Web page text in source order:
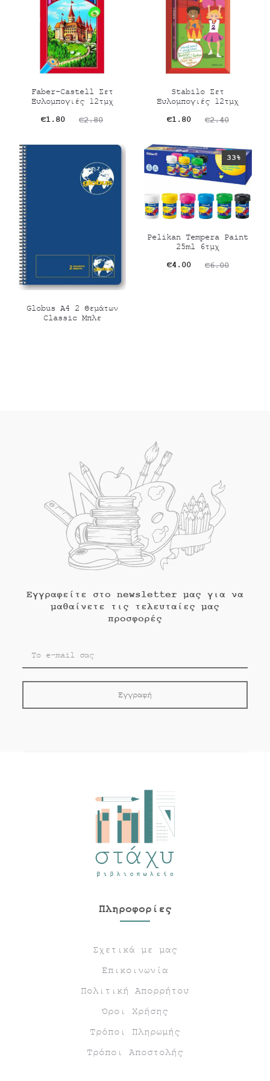
Faber-Castell Σετ
Ξυλομπογιές 12τμχ
€2.80
Original
€1.80
Η
τιμή
είναι:
€1.80.
Stabilo Σετ
Ξυλομπογιές 12τμχ
€2.40
Original
was:
€2.40.
€1.80
Η
τιμή
είναι:
€1.80.
Globus Α4 2 Θεμάτων
Classic Μπλε
33%
Pelikan Tempera Paint
25ml 6τμχ
€6.00
Original
€4.00
Η
Εγγραφείτε στο newsletter μας για να
μαθαίνετε τις τελευταίες μας
προσφορές
Πληροφορίες
Σχετικά με μας
Επικοινωνία
Πολιτική Απορρήτου
Όροι Χρήσης
Τρόποι Πληρωμής
Τρόποι Αποστολής